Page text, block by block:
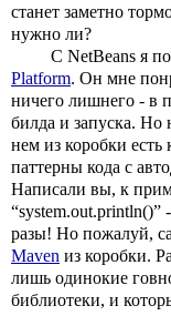
станет заметно
нужно ли?
С NetBeans я
Platform. Он мне
ничего лишнего - в
билда и запуска. Но
нем из коробки
паттерны кода с
Написали вы, к
“system.out.println()”
Maven из коробки.
лишь одинокие
библиотеки, и